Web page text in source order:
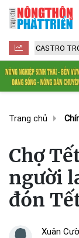
TRONG TRÁI
Trang chủ
Chợ
người
đón
Xuân